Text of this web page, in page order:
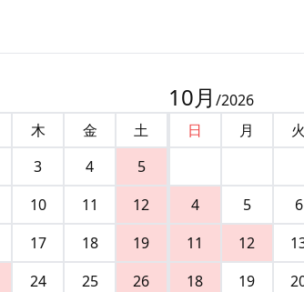
木 金
土
3 4
5
10 11
12
17 18
19
24 25
26
10月 /2026
日
月 火
4
5 6
11
12
18
19